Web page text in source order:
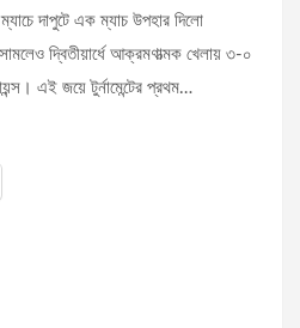
দাপুটে এক ম্যাচ উপহার দিলো
দ্বিতীয়ার্ধে আক্রমণাত্মক খেলায় ৩-০
এই জয়ে টুর্নামেন্টের প্রথম…